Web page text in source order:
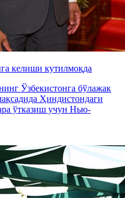
келиши кутилмоқда
Ўзбекистонга бўлажак
Ҳиндистондаги
ўтказиш учун Нью-